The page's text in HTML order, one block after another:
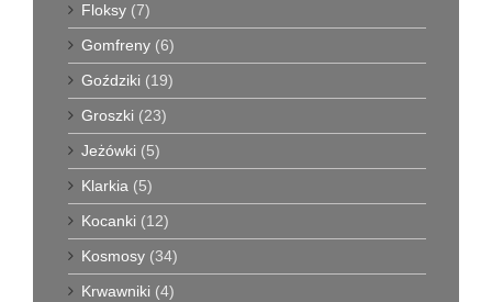
Floksy (7)
Gomfreny (6)
Goździki (19)
Groszki (23)
Jeżówki (5)
Klarkia (5)
Kocanki (12)
Kosmosy (34)
Krwawniki (4)